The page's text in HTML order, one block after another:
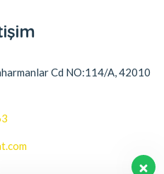
Cd NO:114/A, 42010